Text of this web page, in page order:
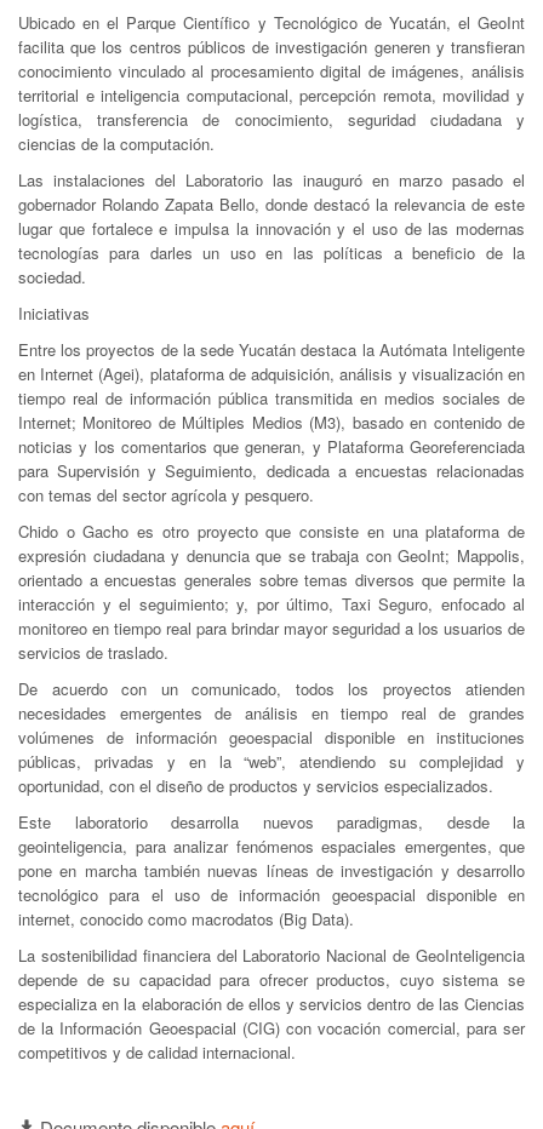
Ubicado en el Parque Científico y Tecnológico de Yucatán, el GeoInt
facilita que los centros públicos de investigación generen y transfieran
conocimiento vinculado al procesamiento digital de imágenes, análisis
territorial e inteligencia computacional, percepción remota, movilidad y
logística, transferencia de conocimiento, seguridad ciudadana y
ciencias de la computación.
Las instalaciones del Laboratorio las inauguró en marzo pasado el
gobernador Rolando Zapata Bello, donde destacó la relevancia de este
lugar que fortalece e impulsa la innovación y el uso de las modernas
tecnologías para darles un uso en las políticas a beneficio de la
sociedad.
Iniciativas
Entre los proyectos de la sede Yucatán destaca la Autómata Inteligente
en Internet (Agei), plataforma de adquisición, análisis y visualización en
tiempo real de información pública transmitida en medios sociales de
Internet; Monitoreo de Múltiples Medios (M3), basado en contenido de
noticias y los comentarios que generan, y Plataforma Georeferenciada
para Supervisión y Seguimiento, dedicada a encuestas relacionadas
con temas del sector agrícola y pesquero.
Chido o Gacho es otro proyecto que consiste en una plataforma de
expresión ciudadana y denuncia que se trabaja con GeoInt; Mappolis,
orientado a encuestas generales sobre temas diversos que permite la
interacción y el seguimiento; y, por último, Taxi Seguro, enfocado al
monitoreo en tiempo real para brindar mayor seguridad a los usuarios de
servicios de traslado.
De acuerdo con un comunicado, todos los proyectos atienden
necesidades emergentes de análisis en tiempo real de grandes
volúmenes de información geoespacial disponible en instituciones
públicas, privadas y en la “web”, atendiendo su complejidad y
oportunidad, con el diseño de productos y servicios especializados.
Este laboratorio desarrolla nuevos paradigmas, desde la
geointeligencia, para analizar fenómenos espaciales emergentes, que
pone en marcha también nuevas líneas de investigación y desarrollo
tecnológico para el uso de información geoespacial disponible en
internet, conocido como macrodatos (Big Data).
La sostenibilidad financiera del Laboratorio Nacional de GeoInteligencia
depende de su capacidad para ofrecer productos, cuyo sistema se
especializa en la elaboración de ellos y servicios dentro de las Ciencias
de la Información Geoespacial (CIG) con vocación comercial, para ser
competitivos y de calidad internacional.